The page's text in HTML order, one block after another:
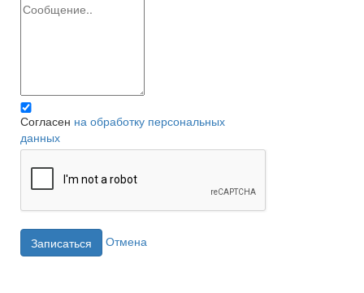
Согласен на обработку персональных
данных
Записаться Отмена